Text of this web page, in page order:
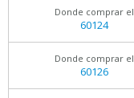
Donde comprar el
60124
Donde comprar el
60126